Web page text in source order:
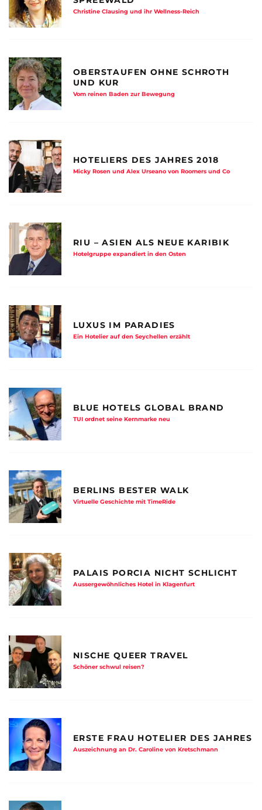
Christine Clausing und ihr Wellness-Reich
OBERSTAUFEN OHNE SCHROTH
UND KUR
Vom reinen Baden zur Bewegung
HOTELIERS DES JAHRES 2018
Micky Rosen und Alex Urseano von Roomers und Co
RIU – ASIEN ALS NEUE KARIBIK
Hotelgruppe expandiert in den Osten
LUXUS IM PARADIES
Ein Hotelier auf den Seychellen erzählt
BLUE HOTELS GLOBAL BRAND
TUI ordnet seine Kernmarke neu
BERLINS BESTER WALK
Virtuelle Geschichte mit TimeRide
PALAIS PORCIA NICHT SCHLICHT
Aussergewöhnliches Hotel in Klagenfurt
NISCHE QUEER TRAVEL
Schöner schwul reisen?
ERSTE FRAU HOTELIER DES JAHRES
Auszeichnung an Dr. Caroline von Kretschmann